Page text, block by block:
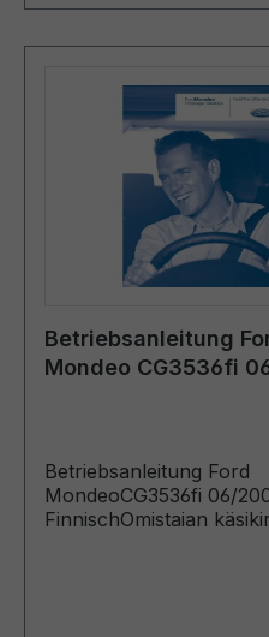
Betriebsanleitung
Mondeo CG3536fi
Betriebsanleitung Ford
MondeoCG3536fi 06/
FinnischOmistajan